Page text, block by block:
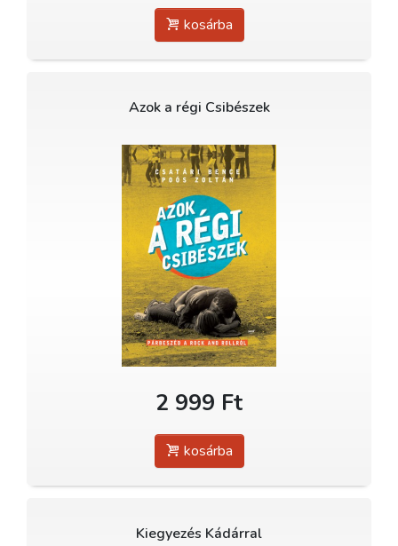
kosárba
Azok a régi Csibészek
2 999 Ft
kosárba
Kiegyezés Kádárral